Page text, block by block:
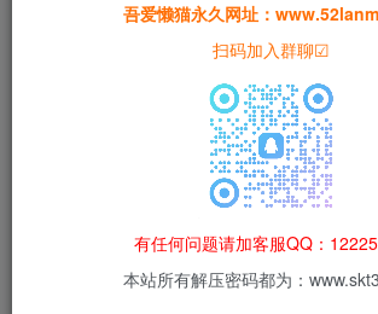
载后24h
本站资源仅用于学习交流，禁止商业
等非法行为；资源下载后请于 24 小时
果由使用者自行承担。
吾爱懒猫永久网址：
扫码加入群聊☑
有任何问题请加客服QQ：
本站所有解压密码都为：